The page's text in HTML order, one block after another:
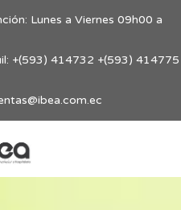
Lunes a Viernes 09h00 a
+(593) 414732 +(593) 414775